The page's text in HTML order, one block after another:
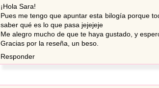
¡Hola Sara!
Pues me tengo que apuntar esta bilogía porque
saber qué es lo que pasa jejejeje
Me alegro mucho de que te haya gustado, y
Gracias por la reseña, un beso.
Responder